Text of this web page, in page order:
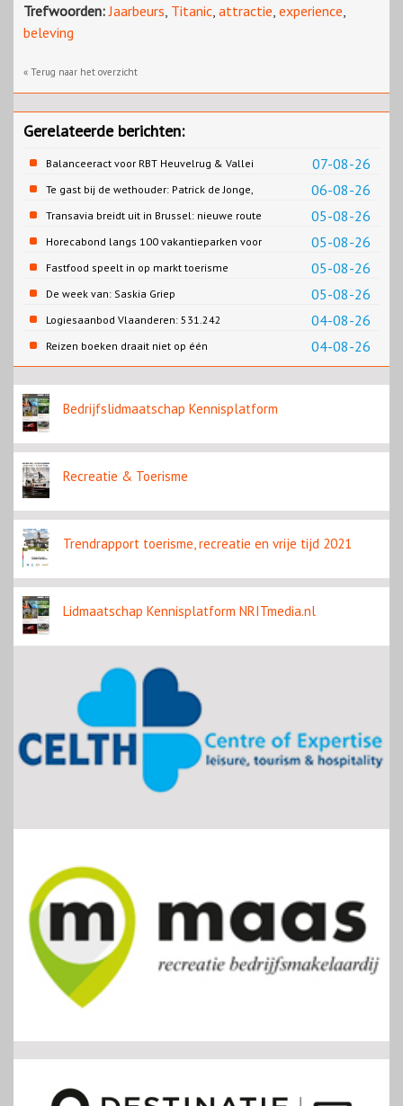
Trefwoorden: Jaarbeurs, Titanic, attractie, experience,
beleving
« Terug naar het overzicht
Gerelateerde berichten:
07-08-26
Balanceeract voor RBT Heuvelrug & Vallei
06-08-26
Te gast bij de wethouder: Patrick de Jonge,
Gemeente Emmen
05-08-26
Transavia breidt uit in Brussel: nieuwe route
naar Porto
05-08-26
Horecabond langs 100 vakantieparken voor
Cao-recreatie
05-08-26
Fastfood speelt in op markt toerisme
05-08-26
De week van: Saskia Griep
04-08-26
Logiesaanbod Vlaanderen: 531.242
slaapplaatsen
04-08-26
Reizen boeken draait niet op één
contentbron
Bedrijfslidmaatschap Kennisplatform
Recreatie & Toerisme
Trendrapport toerisme, recreatie en vrije tijd 2021
Lidmaatschap Kennisplatform NRITmedia.nl